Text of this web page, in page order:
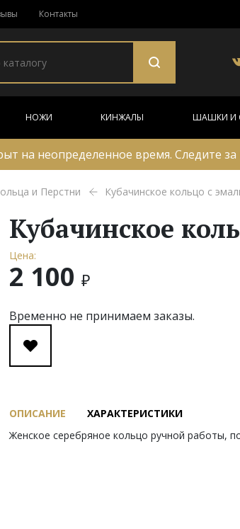
Контакты
НОЖИ КИНЖАЛЫ ШАШКИ И
на неопределенное время. Следите за
и Перстни Кубачинское кольцо с
Кубачинское
Цена:
2 100 ₽
Временно не принимаем заказы.
ОПИСАНИЕ
ХАРАКТЕРИСТИКИ
Женское серебряное кольцо ручной работы,